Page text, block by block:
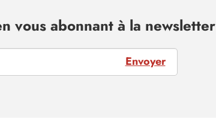
vous abonnant à la newsletter
Envoyer